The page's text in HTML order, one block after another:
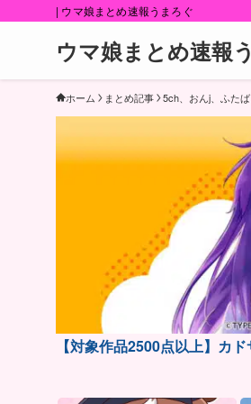
| ウマ娘まとめ速報うまろぐ
ウマ娘まとめ速報
ホーム まとめ記事 5ch、おんj、ふた
【対象作品2500点以上】カ